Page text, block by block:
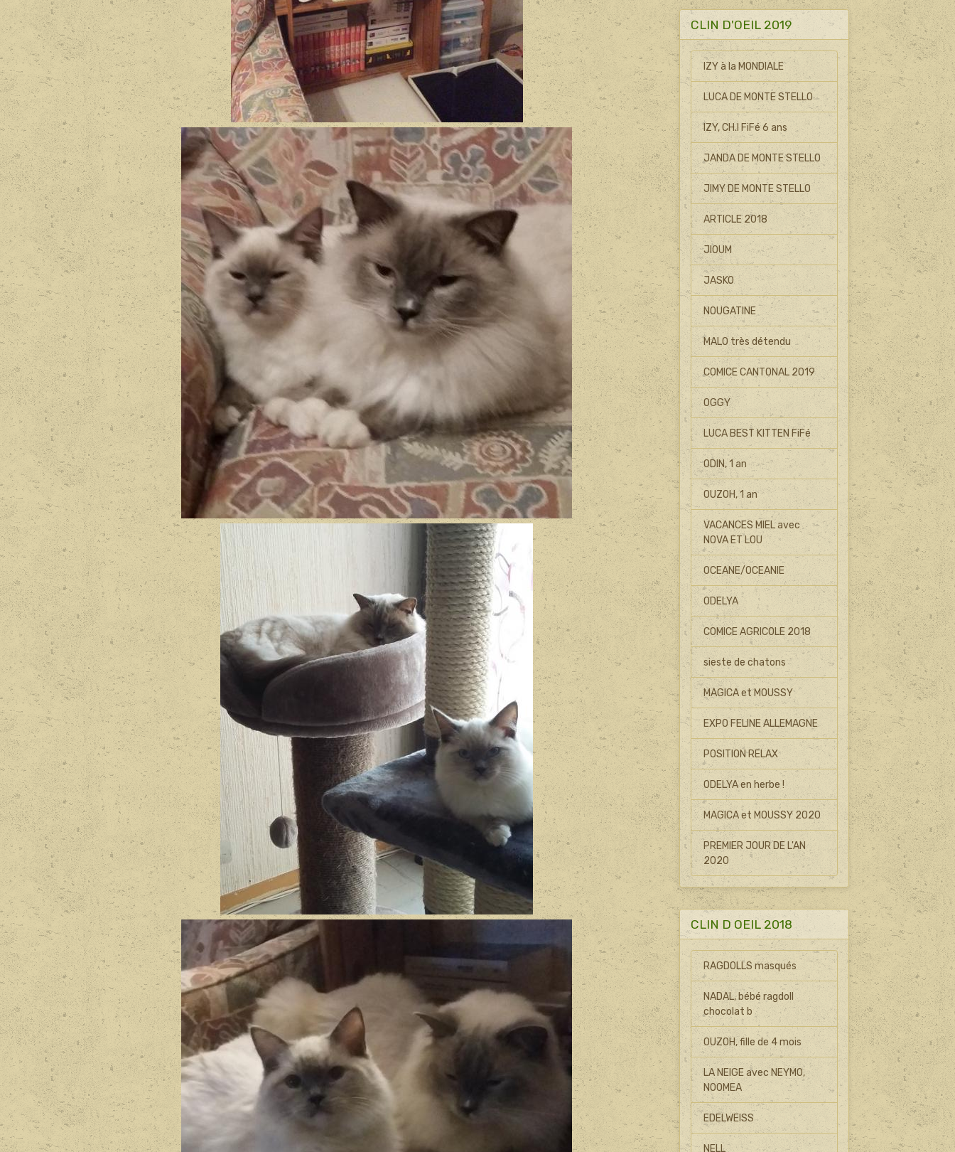
CLIN D'OEIL 2019
IZY à la MONDIALE
LUCA DE MONTE STELLO
IZY, CH.I FiFé 6 ans
JANDA DE MONTE STELLO
JIMY DE MONTE STELLO
ARTICLE 2018
JIOUM
JASKO
NOUGATINE
MALO très détendu
COMICE CANTONAL 2019
OGGY
LUCA BEST KITTEN FiFé
ODIN, 1 an
OUZOH, 1 an
VACANCES MIEL avec
NOVA ET LOU
OCEANE/OCEANIE
ODELYA
COMICE AGRICOLE 2018
sieste de chatons
MAGICA et MOUSSY
EXPO FELINE ALLEMAGNE
POSITION RELAX
ODELYA en herbe !
MAGICA et MOUSSY 2020
PREMIER JOUR DE L'AN
2020
CLIN D OEIL 2018
RAGDOLLS masqués
NADAL, bébé ragdoll
chocolat b
OUZOH, fille de 4 mois
LA NEIGE avec NEYMO,
NOOMEA
EDELWEISS
NELL